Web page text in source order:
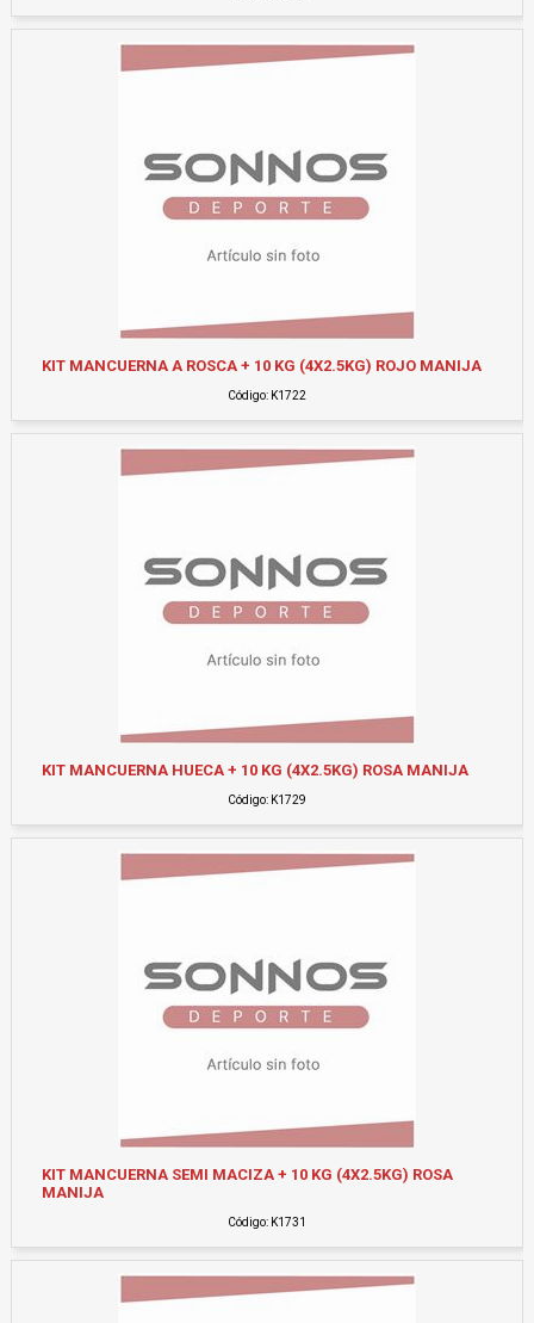
KIT MANCUERNA A ROSCA + 10 KG (4X2.5KG) ROJO MANIJA
Código: K1722
KIT MANCUERNA HUECA + 10 KG (4X2.5KG) ROSA MANIJA
Código: K1729
KIT MANCUERNA SEMI MACIZA + 10 KG (4X2.5KG) ROSA
MANIJA
Código: K1731